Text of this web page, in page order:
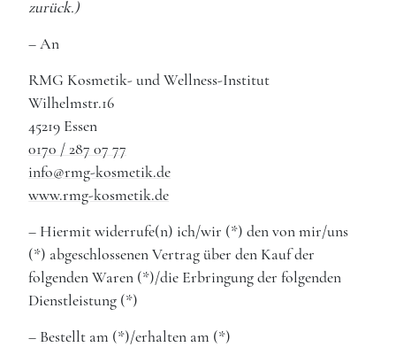
zurück.)
– An
RMG Kosmetik- und Wellness-Institut
Wilhelmstr.16
45219 Essen
0170 / 287 07 77
info@rmg-kosmetik.de
www.rmg-kosmetik.de
– Hiermit widerrufe(n) ich/wir (*) den von mir/uns
(*) abgeschlossenen Vertrag über den Kauf der
folgenden Waren (*)/die Erbringung der folgenden
Dienstleistung (*)
– Bestellt am (*)/erhalten am (*)